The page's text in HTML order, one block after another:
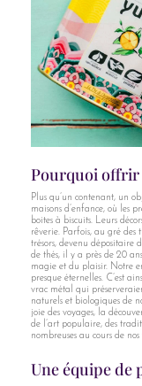
Pourquoi offrir
Plus qu’un contenant, un
maisons d’enfance, où les
boites à biscuits. Leurs
rêverie. Parfois, au gré des
trésors, devenu dépositaire
de thés, il y a près de 20
magie et du plaisir. Notre
presque éternelles. C’est
vrac métal qui
naturels et biologiques de
joie des voyages, la
de l’art populaire, des
nombreuses au cours de
Une équipe de